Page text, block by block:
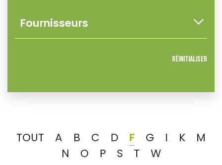
Réinitialiser
TOUT A B C D F G I K
M
N
O P S T W